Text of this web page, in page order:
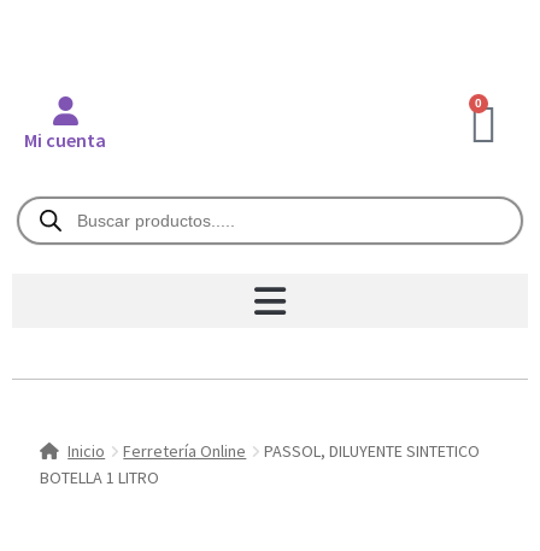
Mi cuenta
0
Inicio Ferretería Online
PASSOL, DILUYENTE SINTETICO
BOTELLA 1 LITRO